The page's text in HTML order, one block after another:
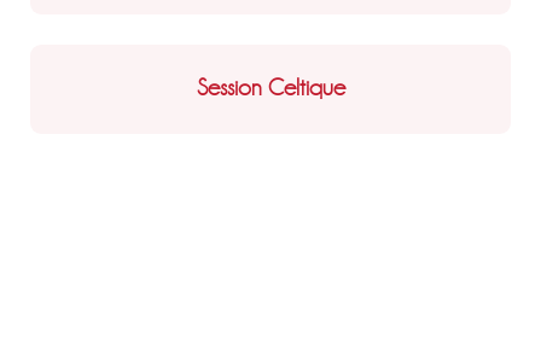
Session Celtique